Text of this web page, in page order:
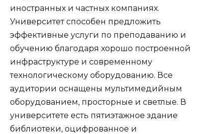
иностранных и частных компаниях.
Университет способен предложить
эффективные услуги по преподаванию и
обучению благодаря хорошо построенной
инфраструктуре и современному
технологическому оборудованию. Все
аудитории оснащены мультимедийным
оборудованием, просторные и светлые. В
университете есть пятиэтажное здание
библиотеки, оцифрованное и